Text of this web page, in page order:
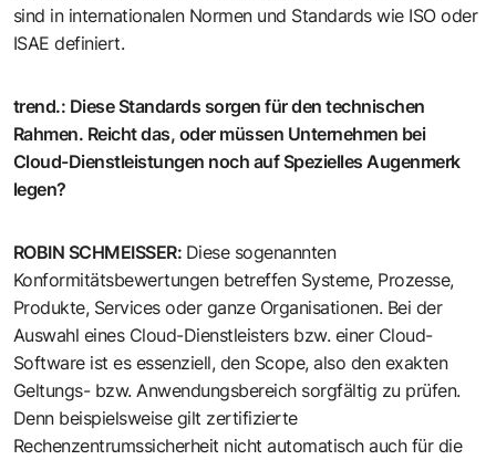
sind in internationalen Normen und Standards wie ISO oder
ISAE definiert.
trend.: Diese Standards sorgen für den technischen
Rahmen. Reicht das, oder müssen Unternehmen bei
Cloud-Dienstleistungen noch auf Spezielles Augenmerk
legen?
ROBIN SCHMEISSER: Diese sogenannten
Konformitätsbewertungen betreffen Systeme, Prozesse,
Produkte, Services oder ganze Organisationen. Bei der
Auswahl eines Cloud-Dienstleisters bzw. einer Cloud-
Software ist es essenziell, den Scope, also den exakten
Geltungs- bzw. Anwendungsbereich sorgfältig zu prüfen.
Denn beispielsweise gilt zertifizierte
Rechenzentrumssicherheit nicht automatisch auch für die